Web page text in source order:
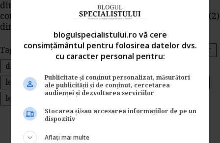
din Legea nr. 168/1999 privind solutionarea
conflictelor de munca, precum si ale art. 28 alin. (2)
din Legea sindicatelor nr. 54/2003
Tags: monitorul oficial
sanctionarea spalarii banilor
disciplina financiar-valutara
legea partidelor politice
deconspirarea securitatii
legea sindicatelor
blogulspecialistului.ro vă cere
consimțământul pentru folosirea datelor dvs.
cu caracter personal pentru:
Publicitate și conținut personalizat, măsurători
ale publicității și de conținut, cercetarea
audienței și dezvoltarea serviciilor
Stocarea și/sau accesarea informațiilor de pe un
dispozitiv
Aflați mai multe